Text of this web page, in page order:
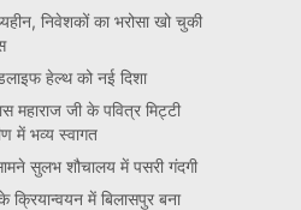
निवेशकों का भरोसा खो चुकी
हेल्थ को नई दिशा
महाराज जी के पवित्र मिट्टी
में भव्य स्वागत
सुलभ शौचालय में पसरी गंदगी
क्रियान्वयन में बिलासपुर बना